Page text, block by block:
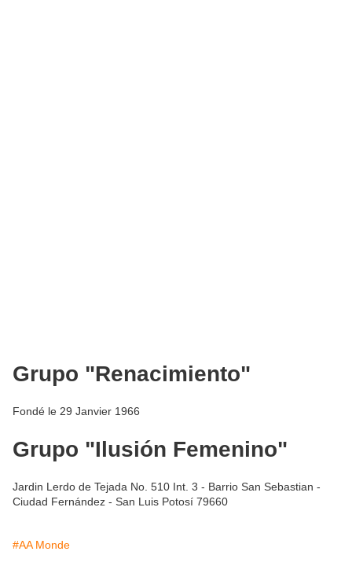
Grupo "Renacimiento"
Fondé le 29 Janvier 1966
Grupo "Ilusión Femenino"
Jardin Lerdo de Tejada No. 510 Int. 3 - Barrio San Sebastian -
Ciudad Fernández - San Luis Potosí 79660
#AA Monde